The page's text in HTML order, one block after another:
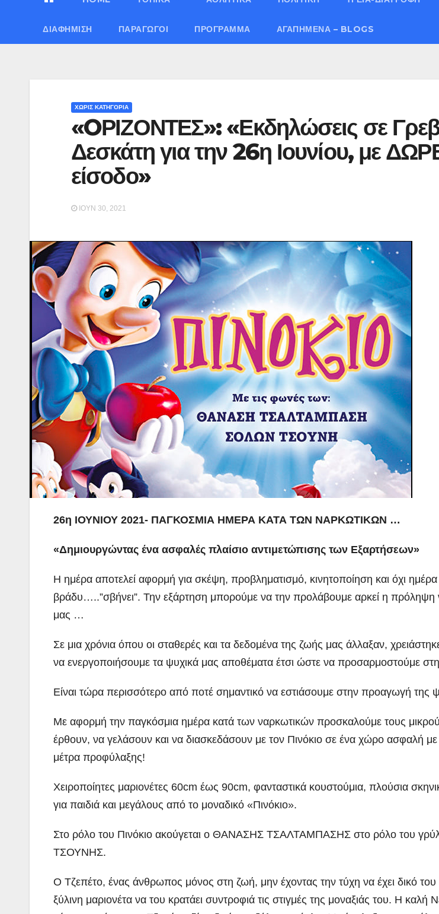
ΔΙΑΦΉΜΙΣΗ ΠΑΡΑΓΩΓΟΊ ΠΡΌΓΡΑΜΜΑ ΑΓΑΠΗΜΈΝΑ – BLOGS
ΧΩΡΊΣ ΚΑΤΗΓΟΡΊΑ
«OΡΙΖΟΝΤΕΣ»: «Εκδηλώσεις σε
Δεσκάτη για την 26η Ιουνίου, με
είσοδο»
ΙΟΎΝ 30, 2021
26η ΙΟΥΝΙΟΥ 2021- ΠΑΓΚΟΣΜΙΑ ΗΜΕΡΑ ΚΑΤΑ ΤΩΝ ΝΑΡΚΩΤΙΚΩΝ …
«Δημιουργώντας ένα ασφαλές πλαίσιο αντιμετώπισης των Εξαρτήσεων»
Η ημέρα αποτελεί αφορμή για σκέψη, προβληματισμό, κινητοποίηση και όχι
βράδυ…..”σβήνει”. Την εξάρτηση μπορούμε να την προλάβουμε αρκεί η πρόληψη
μας …
Σε μια χρόνια όπου οι σταθερές και τα δεδομένα της ζωής μας άλλαξαν,
να ενεργοποιήσουμε τα ψυχικά μας αποθέματα έτσι ώστε να προσαρμοστούμε
Είναι τώρα περισσότερο από ποτέ σημαντικό να εστιάσουμε στην προαγωγή της
Με αφορμή την παγκόσμια ημέρα κατά των ναρκωτικών προσκαλούμε τους
έρθουν, να γελάσουν και να διασκεδάσουν με τον Πινόκιο σε ένα χώρο ασφαλή
μέτρα προφύλαξης!
Χειροποίητες μαριονέτες 60cm έως 90cm, φανταστικά κουστούμια, πλούσια
για παιδιά και μεγάλους από το μοναδικό «Πινόκιο».
Στο ρόλο του Πινόκιο ακούγεται ο ΘΑΝΑΣΗΣ ΤΣΑΛΤΑΜΠΑΣΗΣ στο ρόλο του
ΤΣΟΥΝΗΣ.
Ο Τζεπέτο, ένας άνθρωπος μόνος στη ζωή, μην έχοντας την τύχη να έχει δικό του
ξύλινη μαριονέτα να του κρατάει συντροφιά τις στιγμές της μοναξιάς του. Η καλή